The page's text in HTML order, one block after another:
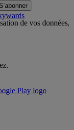
S’abonner
de vos données,